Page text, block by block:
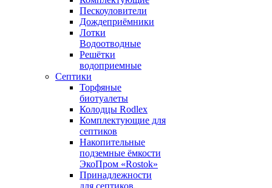
Пескоуловители
Дождеприёмники
Лотки
Водоотводные
Решётки
водоприемные
Септики
Торфяные
биотуалеты
Колодцы Rodlex
Комплектующие для
септиков
Накопительные
подземные ёмкости
ЭкоПром «Rostok»
Принадлежности